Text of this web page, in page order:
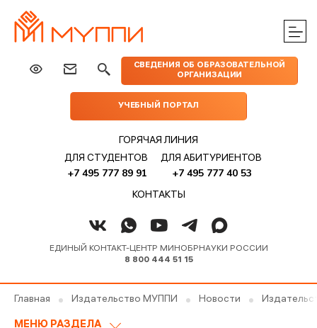
СВЕДЕНИЯ ОБ ОБРАЗОВАТЕЛЬНОЙ
ОРГАНИЗАЦИИ
УЧЕБНЫЙ ПОРТАЛ
ГОРЯЧАЯ ЛИНИЯ
ДЛЯ СТУДЕНТОВ
+7 495 777 89 91
ДЛЯ АБИТУРИЕНТОВ
+7 495 777 40 53
КОНТАКТЫ
ЕДИНЫЙ КОНТАКТ-ЦЕНТР МИНОБРНАУКИ РОССИИ
8 800 444 51 15
МЕРОПРИЯТИЯ
ПРАКТИЧЕСКОЙ
ИЗДАТЕЛЬСТВО
МУППИ
Главная Издательство МУППИ Новости
МЕНЮ РАЗДЕЛА